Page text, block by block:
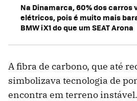
Na Dinamarca, 60% dos carros
elétricos, pois é muito mais
BMW iX1 do que um SEAT Arona
A fibra de carbono, que até
simbolizava tecnologia de
encontra em terreno instável.